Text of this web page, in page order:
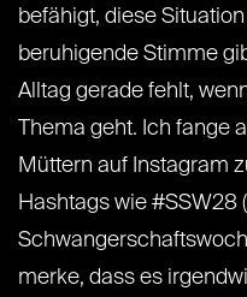
befähigt, diese
beruhigende Stimme
Alltag gerade fehlt,
Thema geht. Ich fange
Müttern auf Instagram
Hashtags wie #SSW28
merke, dass es